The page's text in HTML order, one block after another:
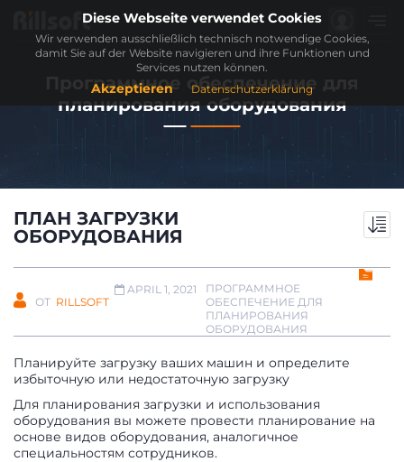
Программное обеспечение для
планирования оборудования
ПЛАН ЗАГРУЗКИ
ОБОРУДОВАНИЯ
Планируйте загрузку ваших машин и определите
избыточную или недостаточную загрузку
Для планирования загрузки и использования
оборудования вы можете провести планирование на
основе видов оборудования, аналогичное
специальностям сотрудников.
ОТ RILLSOFT
ПРОГРАММНОЕ
ОБЕСПЕЧЕНИЕ ДЛЯ
ПЛАНИРОВАНИЯ
ОБОРУДОВАНИЯ
APRIL 1, 2021
Diese Webseite verwendet Cookies
Wir verwenden ausschließlich technisch notwendige Cookies,
damit Sie auf der Website navigieren und ihre Funktionen und
Services nutzen können.
Akzeptieren Datenschutzerklärung